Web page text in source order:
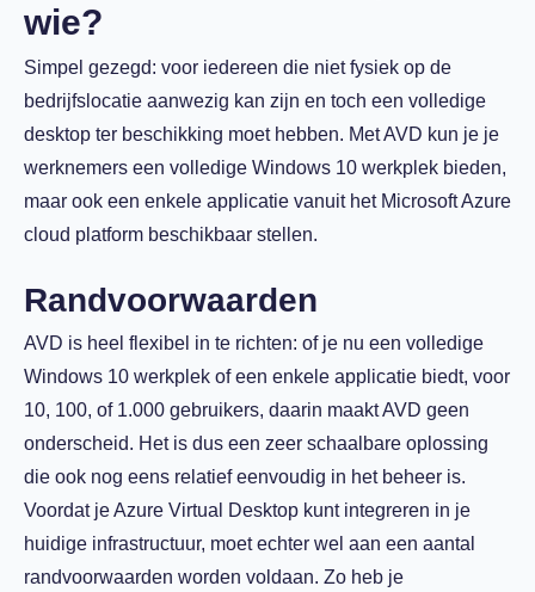
wie?
Simpel gezegd: voor iedereen die niet fysiek op de
bedrijfslocatie aanwezig kan zijn en toch een volledige
desktop ter beschikking moet hebben. Met AVD kun je je
werknemers een volledige Windows 10 werkplek bieden,
maar ook een enkele applicatie vanuit het Microsoft Azure
cloud platform beschikbaar stellen.
Randvoorwaarden
AVD is heel flexibel in te richten: of je nu een volledige
Windows 10 werkplek of een enkele applicatie biedt, voor
10, 100, of 1.000 gebruikers, daarin maakt AVD geen
onderscheid. Het is dus een zeer schaalbare oplossing
die ook nog eens relatief eenvoudig in het beheer is.
Voordat je Azure Virtual Desktop kunt integreren in je
huidige infrastructuur, moet echter wel aan een aantal
randvoorwaarden worden voldaan. Zo heb je